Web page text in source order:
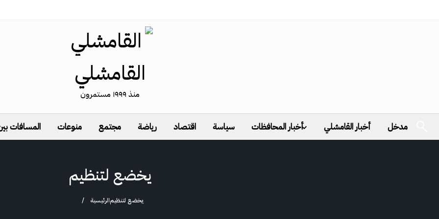
القامشلي
منذ ١٩٩٩ مستمرون
مدخل أخبار القامشلي أخبار المحافظات سياسة اقتصاد رياضة مجتمع منوعات المسافات
يخضع لتنظيم
الرئيسيةيخضع لتنظيم